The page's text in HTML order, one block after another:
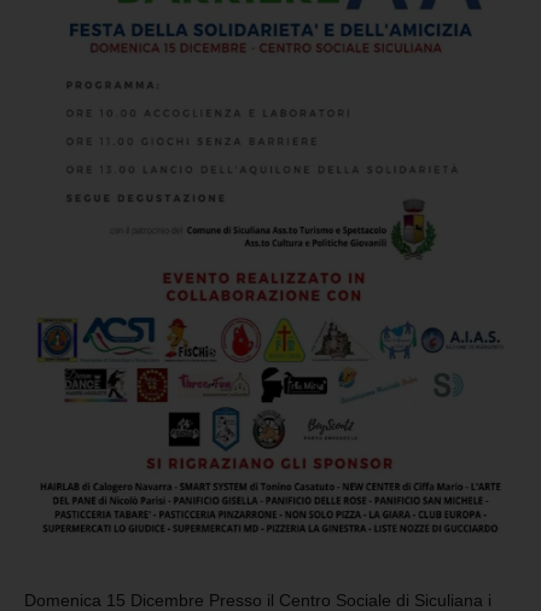
Domenica 15 Dicembre Presso il Centro Sociale di Siculiana i